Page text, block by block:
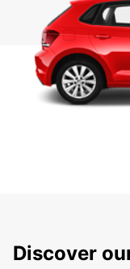
Discover